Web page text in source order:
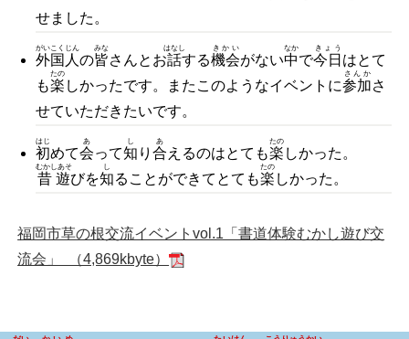
せました。
外国人
がいこくじん
の皆
みな
さんとお話
はなし
する機会
きかい
がない中
なか
で今日
きょう
はとて
も楽
たの
しかったです。またこのようなイベントに参加
さんか
さ
せていただきたいです。
初
はじ
めて会
あ
って知
し
り合
あ
えるのはとても楽
たの
しかった。
昔遊
むかしあそ
びを知
し
ることができてとても楽
たの
しかった。
福岡市草の根交流イベントvol.1「書道体験むかし遊び交
流会」 （4,869kbyte）